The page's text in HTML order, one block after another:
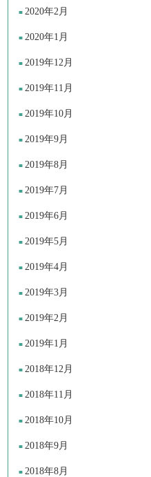
2020年2月
2020年1月
2019年12月
2019年11月
2019年10月
2019年9月
2019年8月
2019年7月
2019年6月
2019年5月
2019年4月
2019年3月
2019年2月
2019年1月
2018年12月
2018年11月
2018年10月
2018年9月
2018年8月